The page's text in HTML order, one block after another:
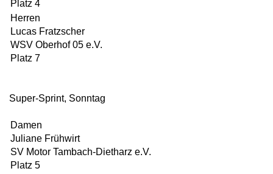
Platz 4
Herren
Lucas Fratzscher
WSV Oberhof 05 e.V.
Platz 7
Super-Sprint, Sonntag
Damen
Juliane Frühwirt
SV Motor Tambach-Dietharz e.V.
Platz 5